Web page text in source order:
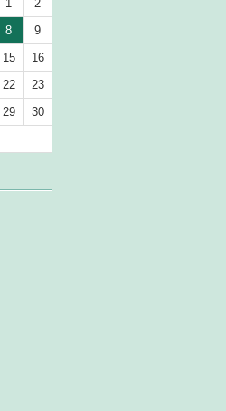
1
2
8
9
15
16
22
23
29
30